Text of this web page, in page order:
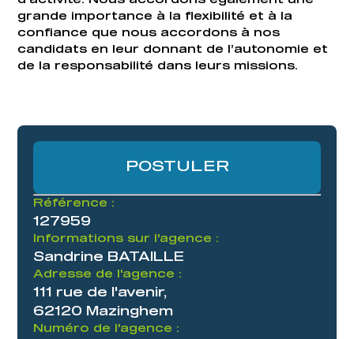
grande importance à la flexibilité et à la
confiance que nous accordons à nos
candidats en leur donnant de l’autonomie et
de la responsabilité dans leurs missions.
POSTULER
Référence :
127959
Informations sur l'agence :
Sandrine BATAILLE
Adresse de l'agence :
111 rue de l'avenir,
62120 Mazinghem
Numéro de l'agence :